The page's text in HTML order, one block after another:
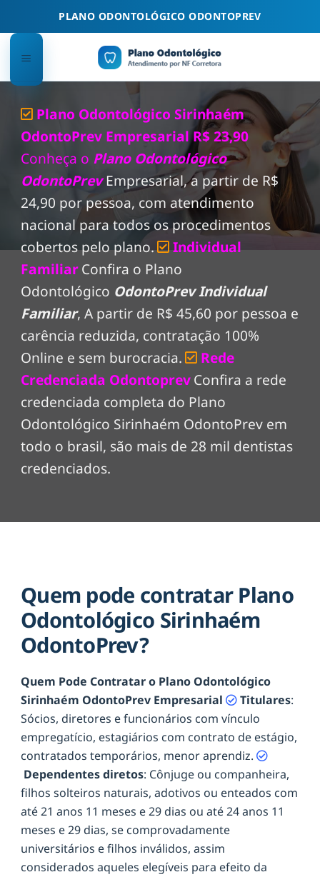
PLANO ODONTOLÓGICO ODONTOPREV
Plano Odontológico Sirinhaém
OdontoPrev Empresarial R$ 23,90
Conheça o Plano Odontológico
OdontoPrev Empresarial, a partir de R$
24,90 por pessoa, com atendimento
nacional para todos os procedimentos
cobertos pelo plano.
Individual
FamiliarConfira o Plano
Odontológico OdontoPrev Individual
Familiar, A partir de R$ 45,60 por pessoa e
carência reduzida, contratação 100%
Online e sem burocracia.
Rede
Credenciada OdontoprevConfira a rede
credenciada completa do Plano
Odontológico Sirinhaém OdontoPrev em
todo o brasil, são mais de 28 mil dentistas
credenciados.
Quem pode contratar Plano
Odontológico Sirinhaém
OdontoPrev?
Quem Pode Contratar o Plano Odontológico
Sirinhaém OdontoPrev Empresarial
Titulares:
Sócios, diretores e funcionários com vínculo
empregatício, estagiários com contrato de estágio,
contratados temporários, menor aprendiz.
Dependentes diretos: Cônjuge ou companheira,
filhos solteiros naturais, adotivos ou enteados com
até 21 anos 11 meses e 29 dias ou até 24 anos 11
meses e 29 dias, se comprovadamente
universitários e filhos inválidos, assim
considerados aqueles elegíveis para efeito da